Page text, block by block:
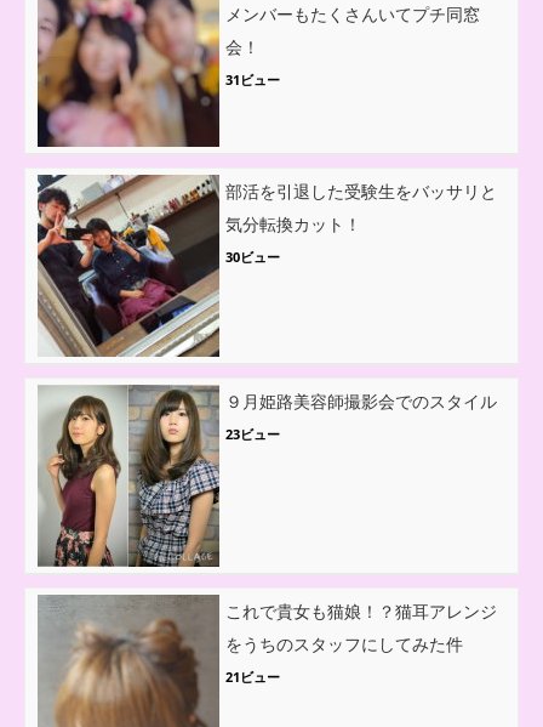
メンバーもたくさんいてプチ同窓
会！
31ビュー
部活を引退した受験生をバッサリと
気分転換カット！
30ビュー
９月姫路美容師撮影会でのスタイル
23ビュー
これで貴女も猫娘！？猫耳アレンジ
をうちのスタッフにしてみた件
21ビュー